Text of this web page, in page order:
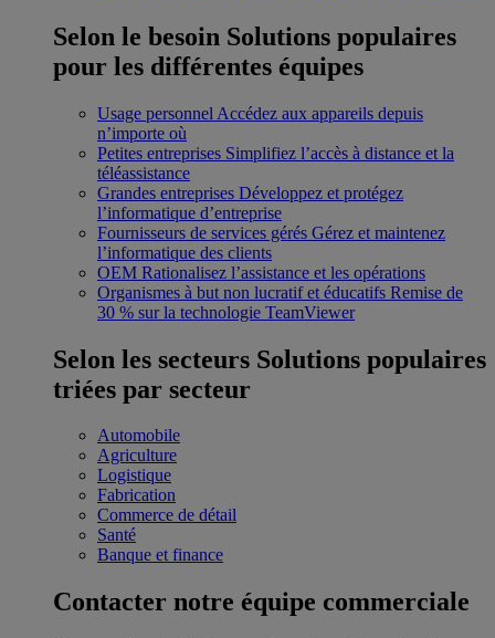
Selon le besoin Solutions populaires
pour les différentes équipes
Usage personnel Accédez aux appareils depuis
n’importe où
Petites entreprises Simplifiez l’accès à distance et la
téléassistance
Grandes entreprises Développez et protégez
l’informatique d’entreprise
Fournisseurs de services gérés Gérez et maintenez
l’informatique des clients
OEM Rationalisez l’assistance et les opérations
Organismes à but non lucratif et éducatifs Remise de
30 % sur la technologie TeamViewer
Selon les secteurs Solutions populaires
triées par secteur
Automobile
Agriculture
Logistique
Fabrication
Commerce de détail
Santé
Banque et finance
Contacter notre équipe commerciale